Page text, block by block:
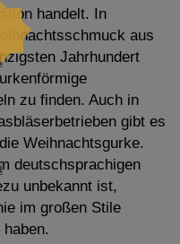
handelt. In
aus
Jahrhundert
zu finden. Auch in
gibt es
Weihnachtsgurke.
deutschsprachigen
unbekannt ist,
im großen Stile